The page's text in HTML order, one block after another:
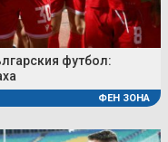
футбол:
ФЕН ЗОНА